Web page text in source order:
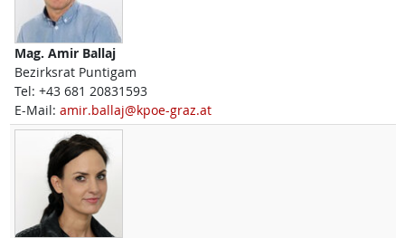
Mag. Amir Ballaj
Bezirksrat Puntigam
Tel: +43 681 20831593
E-Mail: amir.ballaj@kpoe-graz.at